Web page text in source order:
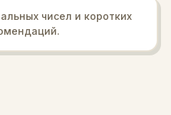
чисел и коротких